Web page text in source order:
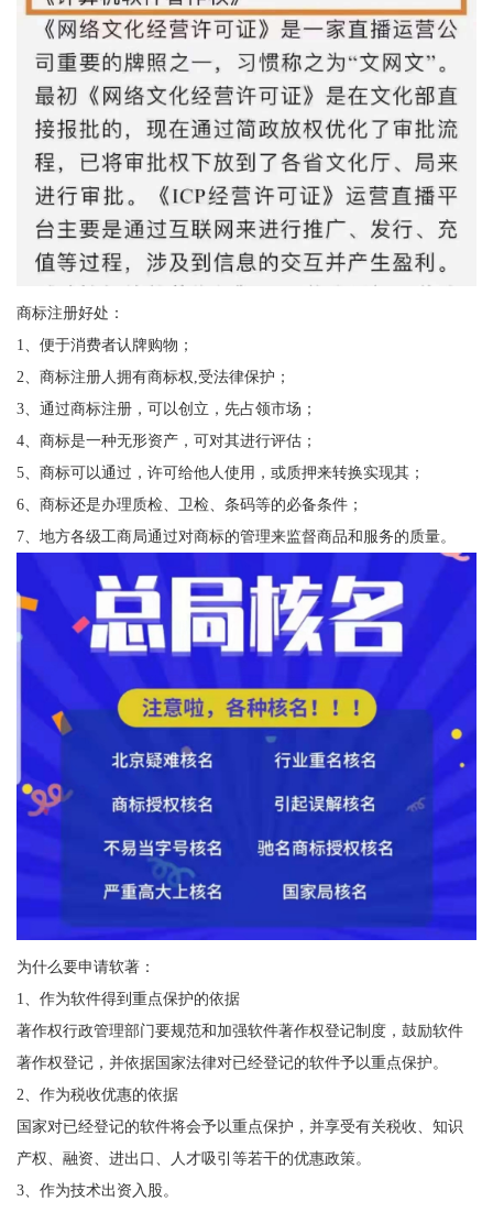
商标注册好处：
1、便于消费者认牌购物；
2、商标注册人拥有商标权,受法律保护；
3、通过商标注册，可以创立，先占领市场；
4、商标是一种无形资产，可对其进行评估；
5、商标可以通过，许可给他人使用，或质押来转换实现其；
6、商标还是办理质检、卫检、条码等的必备条件；
7、地方各级工商局通过对商标的管理来监督商品和服务的质量。
为什么要申请软著：
1、作为软件得到重点保护的依据
著作权行政管理部门要规范和加强软件著作权登记制度，鼓励软件
著作权登记，并依据国家法律对已经登记的软件予以重点保护。
2、作为税收优惠的依据
国家对已经登记的软件将会予以重点保护，并享受有关税收、知识
产权、融资、进出口、人才吸引等若干的优惠政策。
3、作为技术出资入股。